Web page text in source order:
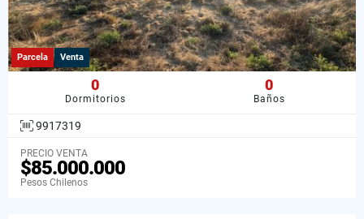
Parcela Venta
0
Dormitorios
0
Baños
9917319
PRECIO VENTA
$85.000.000
Pesos Chilenos